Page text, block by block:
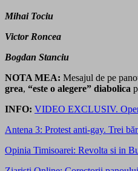
Mihai Tociu
Victor Roncea
Bogdan Stanciu
NOTA MEA: Mesajul de pe
grea, “este o alegere” diabolica
INFO: VIDEO EXCLUSIV.
Antena 3: Protest anti-gay. Trei
Opinia Timisoarei: Revolta si in